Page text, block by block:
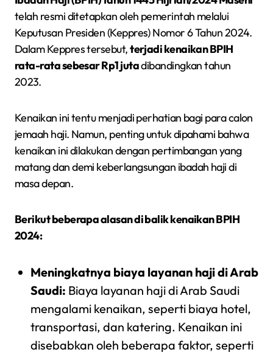
telah resmi ditetapkan oleh pemerintah melalui
Keputusan Presiden (Keppres) Nomor 6 Tahun 2024.
Dalam Keppres tersebut,terjadi kenaikan BPIH
rata-rata sebesar Rp1 jutadibandingkan tahun
2023.
Kenaikan ini tentu menjadi perhatian bagi para calon
jemaah haji. Namun, penting untuk dipahami bahwa
kenaikan ini dilakukan dengan pertimbangan yang
matang dan demi keberlangsungan ibadah haji di
masa depan.
Berikut beberapa alasan di balik kenaikan BPIH
2024:
Meningkatnya biaya layanan haji di Arab
Saudi: Biaya layanan haji di Arab Saudi
mengalami kenaikan, seperti biaya hotel,
transportasi, dan katering. Kenaikan ini
disebabkan oleh beberapa faktor, seperti